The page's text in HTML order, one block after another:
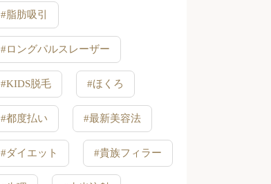
#脂肪吸引
#ロングパルスレーザー
#KIDS脱毛 #ほくろ
#都度払い #最新美容法
#ダイエット #貴族フィラー